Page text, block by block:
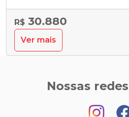
R$ 30.880
Ver mais
Nossas